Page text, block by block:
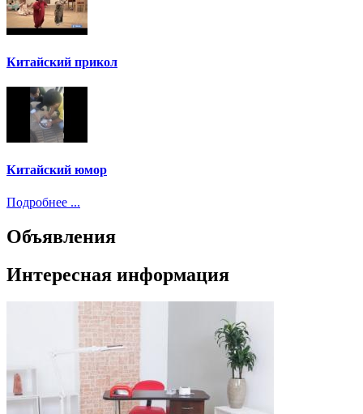
Китайский прикол
Китайский юмор
Подробнее ...
Объявления
Интересная информация